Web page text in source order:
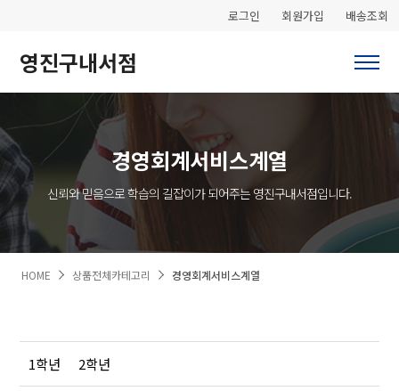
로그인 회원가입 배송조회
영진구내서점
경영회계서비스계열
신뢰와 믿음으로 학습의 길잡이가 되어주는 영진구내서점입니다.
HOME 상품전체카테고리 경영회계서비스계열
1학년 2학년